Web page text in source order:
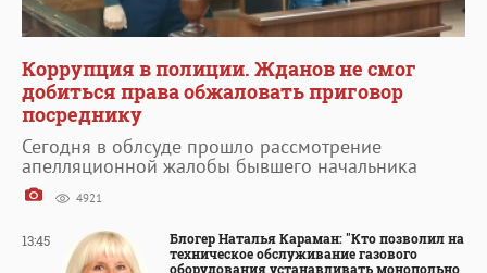
Коррупция в полиции. Жданов не смог
добиться права обжаловать приговор
посреднику
Сегодня в облсуде прошло рассмотрение
апелляционной жалобы бывшего начальника
4921
13:45
Блогер Наталья Караман: "Кто позволил на
техническое обслуживание газового
оборудования устанавливать монопольно